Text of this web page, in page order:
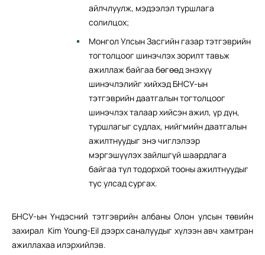
айлчлуулж, мэдээлэл туршлага
солилцох;
Монгол Улсын Засгийн газар тэтгэврийн
тогтолцоог шинэчлэх зорилт тавьж
ажиллаж байгаа бөгөөд энэхүү
шинэчлэлийг хийхэд БНСУ-ын
тэтгэврийн даатгалын тогтолцоог
шинэчлэх талаар хийсэн ажил, үр дүн,
туршлагыг судлах, нийгмийн даатгалын
ажилтнуудыг энэ чиглэлээр
мэргэшүүлэх зайлшгүй шаардлага
байгаа тул тодорхой тооны ажилтнуудыг
тус улсад сургах.
БНСУ-ын Үндэсний тэтгэврийн албаны Олон улсын төвийн
захирал Kim Young-Eil дээрх саналуудыг хүлээн авч хамтран
ажиллахаа илэрхийлэв.